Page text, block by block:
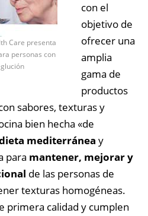
Care presenta
personas con
con el
objetivo de
ofrecer una
amplia
gama de
productos
sabores, texturas y
bien hecha «de
mediterránea y
para mantener, mejorar y
de las personas de
texturas homogéneas.
primera calidad y cumplen